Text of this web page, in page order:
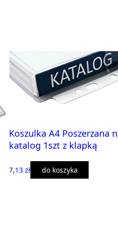
Koszulka A4 Poszerzana
katalog 1szt z klapką
7,13 zł do koszyka